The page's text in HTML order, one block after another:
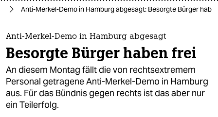
 taz zahl ich
taz zahl ich
themen
politik
öko
gesellschaft
Anti-Merkel-Demo in Hamburg abgesagt: Besorgte Bürger
Anti-Merkel-Demo in Hamburg abgesagt
Besorgte Bürger haben frei
An diesem Montag fällt die von rechtsextremem
Personal getragene Anti-Merkel-Demo in Hamburg
aus. Für das Bündnis gegen rechts ist das aber nur
ein Teilerfolg.